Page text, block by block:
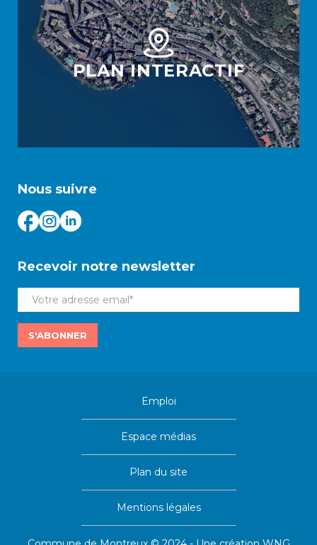
PLAN INTERACTIF
Nous suivre
Recevoir notre newsletter
S'ABONNER
Emploi
Espace médias
Plan du site
Mentions légales